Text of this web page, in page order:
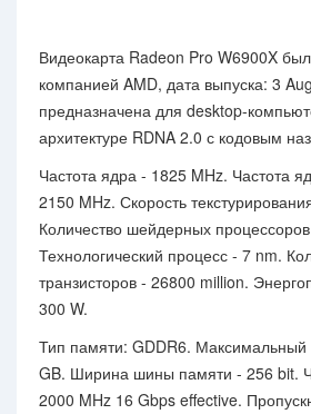
Видеокарта Radeon Pro W6900X
компанией AMD, дата выпуска: 3
предназначена для desktop-
архитектуре RDNA 2.0 с кодовым
Частота ядра - 1825 MHz. Частота
2150 MHz. Скорость
Количество шейдерных
Технологический процесс - 7 nm.
транзисторов - 26800 million.
300 W.
Тип памяти: GDDR6.
GB. Ширина шины памяти - 256 bit.
2000 MHz 16 Gbps effective.